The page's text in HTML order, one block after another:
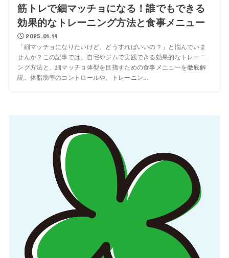
筋トレで細マッチョになる！誰でもできる
効果的なトレーニング方法と食事メニュー
2025.01.19
「細マッチョになりたいけど、どうすればいいの？」と悩んでいま
せんか？この記事では、自宅やジムで実践できる効果的なトレーニ
ング方法と、細マッチョ体型を目指すための食事メニューを徹底解
説。体脂肪率のコントロールや、トレーニン...